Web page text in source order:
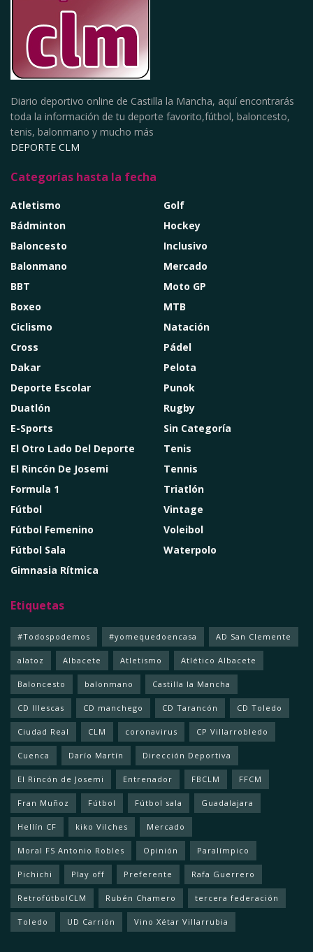
Diario deportivo online de Castilla la Mancha, aquí encontrarás
toda la información de tu deporte favorito,fútbol, baloncesto,
tenis, balonmano y mucho más
DEPORTE CLM
Categorías hasta la fecha
Atletismo
Bádminton
Baloncesto
Balonmano
BBT
Boxeo
Ciclismo
Cross
Dakar
Deporte Escolar
Duatlón
E-Sports
El Otro Lado Del Deporte
El Rincón De Josemi
Formula 1
Fútbol
Fútbol Femenino
Fútbol Sala
Gimnasia Rítmica
Golf
Hockey
Inclusivo
Mercado
Moto GP
MTB
Natación
Pádel
Pelota
Punok
Rugby
Sin Categoría
Tenis
Tennis
Triatlón
Vintage
Voleibol
Waterpolo
Etiquetas
#Todospodemos #yomequedoencasa AD San Clemente
alatoz Albacete Atletismo Atlético Albacete
Baloncesto balonmano Castilla la Mancha
CD Illescas CD manchego CD Tarancón CD Toledo
Ciudad Real CLM coronavirus CP Villarrobledo
Cuenca Darío Martín Dirección Deportiva
El Rincón de Josemi Entrenador FBCLM FFCM
Fran Muñoz Fútbol Fútbol sala Guadalajara
Hellín CF kiko Vilches Mercado
Moral FS Antonio Robles Opinión Paralímpico
Pichichi Play off Preferente Rafa Guerrero
RetrofútbolCLM Rubén Chamero tercera federación
Toledo UD Carrión Vino Xétar Villarrubia